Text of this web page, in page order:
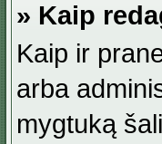
» Kaip
Kaip ir
arba
mygtuką